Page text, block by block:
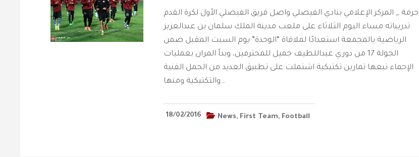
حرمة _ المركز الإعلامي بنادي الفيصلي واصل فريق الفيصلي الأول لكرة القدم
تدريباته مساء اليوم الثلاثاء على ملعب مدينة الملك سلمان بن عبدالعزيز
الرياضية بالمجمعة استعدادًا لملاقاة “الوحدة” يوم السبت المقبل ضمن
الجولة 17 من دوري عبداللطيف جميل للمحترفين، وبدأ المران بعمليات
الإحماء تبعها تمارين تكتيكية اشتملت على تطبيق العديد من الجمل الفنية
والتكتيكية ومنها…
18/02/2016 News, First Team, Football